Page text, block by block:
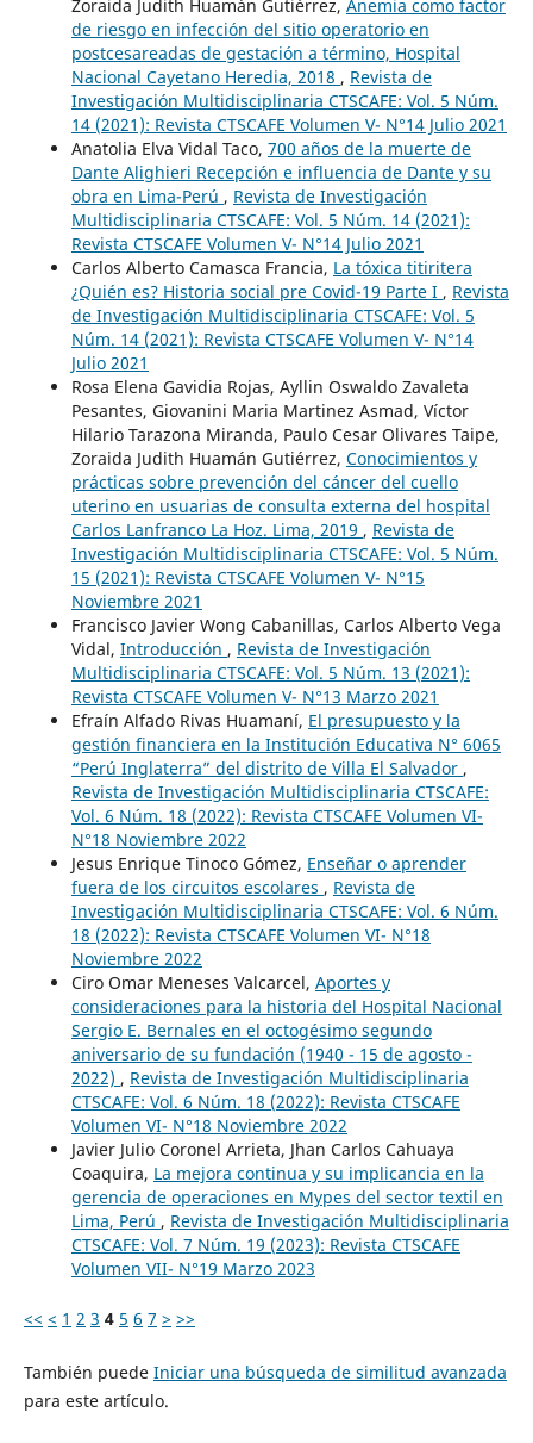
Zoraida Judith Huamán Gutiérrez, Anemia como factor
de riesgo en infección del sitio operatorio en
postcesareadas de gestación a término, Hospital
Nacional Cayetano Heredia, 2018 , Revista de
Investigación Multidisciplinaria CTSCAFE: Vol. 5 Núm.
14 (2021): Revista CTSCAFE Volumen V- N°14 Julio 2021
Anatolia Elva Vidal Taco, 700 años de la muerte de
Dante Alighieri Recepción e influencia de Dante y su
obra en Lima-Perú , Revista de Investigación
Multidisciplinaria CTSCAFE: Vol. 5 Núm. 14 (2021):
Revista CTSCAFE Volumen V- N°14 Julio 2021
Carlos Alberto Camasca Francia, La tóxica titiritera
¿Quién es? Historia social pre Covid-19 Parte I , Revista
de Investigación Multidisciplinaria CTSCAFE: Vol. 5
Núm. 14 (2021): Revista CTSCAFE Volumen V- N°14
Julio 2021
Rosa Elena Gavidia Rojas, Ayllin Oswaldo Zavaleta
Pesantes, Giovanini Maria Martinez Asmad, Víctor
Hilario Tarazona Miranda, Paulo Cesar Olivares Taipe,
Zoraida Judith Huamán Gutiérrez, Conocimientos y
prácticas sobre prevención del cáncer del cuello
uterino en usuarias de consulta externa del hospital
Carlos Lanfranco La Hoz. Lima, 2019 , Revista de
Investigación Multidisciplinaria CTSCAFE: Vol. 5 Núm.
15 (2021): Revista CTSCAFE Volumen V- N°15
Noviembre 2021
Francisco Javier Wong Cabanillas, Carlos Alberto Vega
Vidal, Introducción , Revista de Investigación
Multidisciplinaria CTSCAFE: Vol. 5 Núm. 13 (2021):
Revista CTSCAFE Volumen V- N°13 Marzo 2021
Efraín Alfado Rivas Huamaní, El presupuesto y la
gestión financiera en la Institución Educativa N° 6065
“Perú Inglaterra” del distrito de Villa El Salvador ,
Revista de Investigación Multidisciplinaria CTSCAFE:
Vol. 6 Núm. 18 (2022): Revista CTSCAFE Volumen VI-
N°18 Noviembre 2022
Jesus Enrique Tinoco Gómez, Enseñar o aprender
fuera de los circuitos escolares , Revista de
Investigación Multidisciplinaria CTSCAFE: Vol. 6 Núm.
18 (2022): Revista CTSCAFE Volumen VI- N°18
Noviembre 2022
Ciro Omar Meneses Valcarcel, Aportes y
consideraciones para la historia del Hospital Nacional
Sergio E. Bernales en el octogésimo segundo
aniversario de su fundación (1940 - 15 de agosto -
2022) , Revista de Investigación Multidisciplinaria
CTSCAFE: Vol. 6 Núm. 18 (2022): Revista CTSCAFE
Volumen VI- N°18 Noviembre 2022
Javier Julio Coronel Arrieta, Jhan Carlos Cahuaya
Coaquira, La mejora continua y su implicancia en la
gerencia de operaciones en Mypes del sector textil en
Lima, Perú , Revista de Investigación Multidisciplinaria
CTSCAFE: Vol. 7 Núm. 19 (2023): Revista CTSCAFE
Volumen VII- N°19 Marzo 2023
<< < 1 2 3 4 5 6 7 > >>
También puede Iniciar una búsqueda de similitud avanzada
para este artículo.